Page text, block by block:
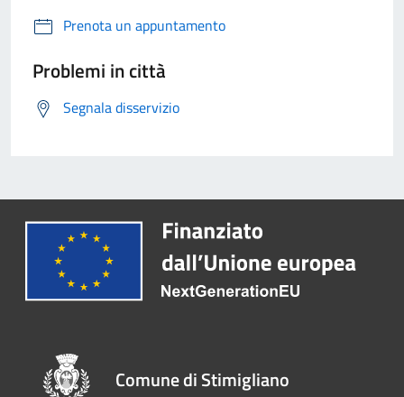
Prenota un appuntamento
Problemi in città
Segnala disservizio
Comune di Stimigliano